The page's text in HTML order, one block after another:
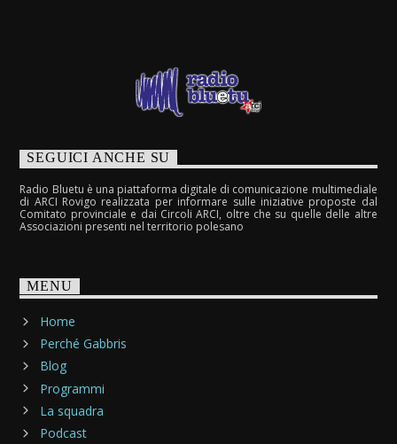
SEGUICI ANCHE SU
Radio Bluetu è una piattaforma digitale di comunicazione multimediale
di ARCI Rovigo realizzata per informare sulle iniziative proposte dal
Comitato provinciale e dai Circoli ARCI, oltre che su quelle delle altre
Associazioni presenti nel territorio polesano
MENU
Home
Perché Gabbris
Blog
Programmi
La squadra
Podcast